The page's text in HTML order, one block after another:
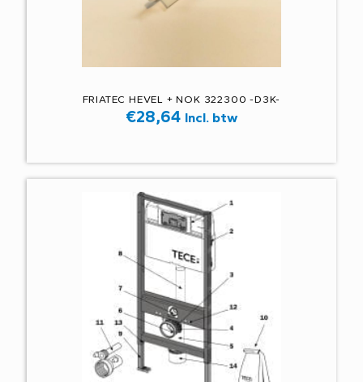
FRIATEC HEVEL + NOK 322300 -D3K-
€28,64 Incl. btw